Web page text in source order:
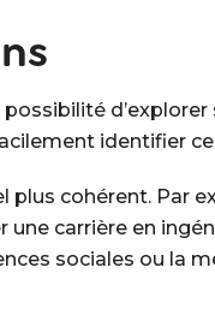
identifier
plus cohérent. Par
carrière en
sociales ou la